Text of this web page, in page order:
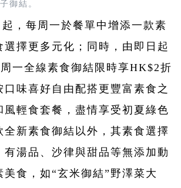
御結。
，每周一於餐單中增添一款素
選擇更多元化；同時，由即日起
一全線素食御結限時享HK$2折
味喜好自由配搭更豐富素食之
風輕食套餐，盡情享受初夏綠色
全新素食御結以外，其素食選擇
有湯品、沙律與甜品等無添加動
食，如“玄米御結”野澤菜大